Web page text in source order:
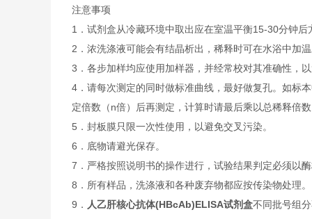
注意事项
1．试剂盒从冷藏环境中取出应在室温平衡15-30分钟
2．浓洗涤液可能会有结晶析出，稀释时可在水浴中加
3．各步加样均应使用加样器，并经常校对其准确性，
4．请每次测定的同时做标准曲线，最好做复孔。如标
定倍数（n倍）后再测定，计算时请最后乘以总稀释倍
5．封板膜只限一次性使用，以避免交叉污染。
6．底物请避光保存。
7．严格按照说明书的操作进行，试验结果判定必须以
8．所有样品，洗涤液和各种废弃物都应按传染物处理。
9． 人乙肝核心抗体(HBcAb)ELISA试剂盒不同批号组